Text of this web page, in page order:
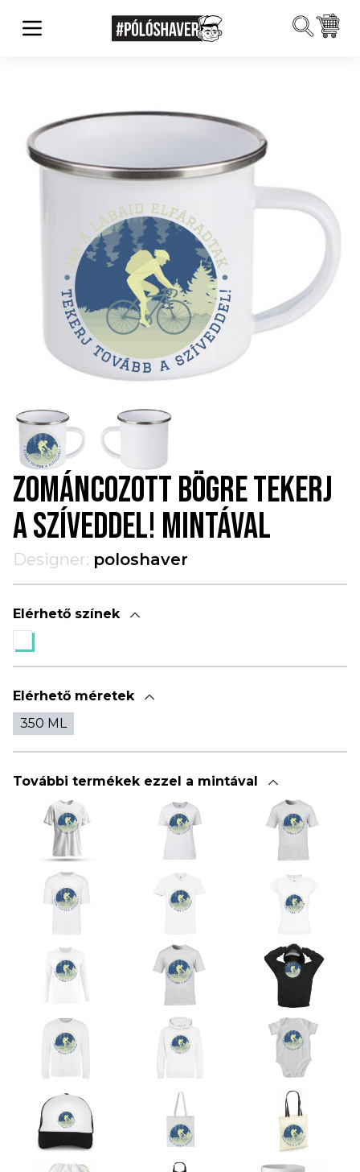
ZOMÁNCOZOTT BÖGRE TEKERJ
A SZÍVEDDEL! MINTÁVAL
Designer: poloshaver
Elérhető színek
Elérhető méretek
350 ML
További termékek ezzel a mintával